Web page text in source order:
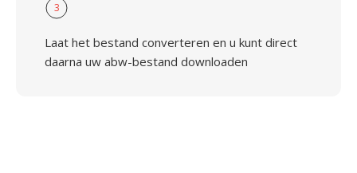
3
Laat het bestand converteren en u kunt direct
daarna uw abw-bestand downloaden